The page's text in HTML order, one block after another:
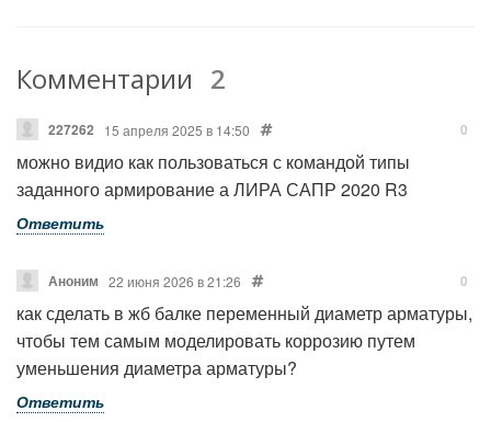
Комментарии 2
227262 15 апреля 2025 в 14:50 0
можно видио как пользоваться с командой типы
заданного армирование а ЛИРА САПР 2020 R3
Ответить
Аноним 22 июня 2026 в 21:26 0
как сделать в жб балке переменный диаметр арматуры,
чтобы тем самым моделировать коррозию путем
уменьшения диаметра арматуры?
Ответить